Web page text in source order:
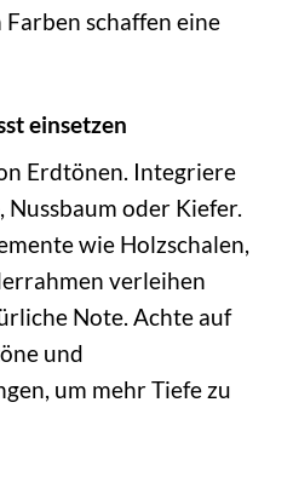
schaffen eine
einsetzen
Erdtönen. Integriere
Nussbaum oder Kiefer.
wie Holzschalen,
verleihen
Note. Achte auf
und
um mehr Tiefe zu